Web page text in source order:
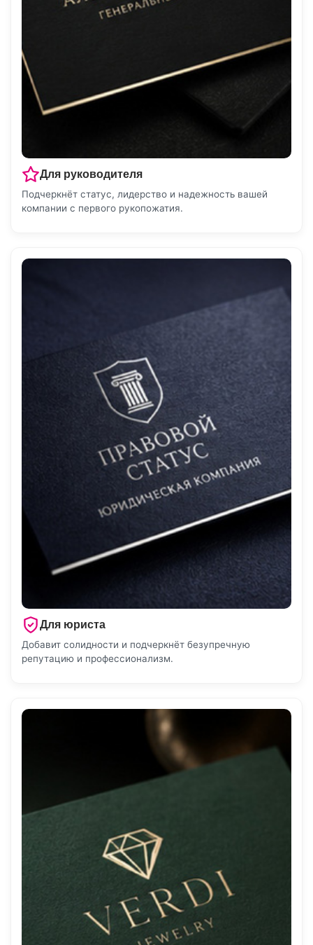
Для руководителя
Подчеркнёт статус, лидерство и надежность вашей
компании с первого рукопожатия.
Для юриста
Добавит солидности и подчеркнёт безупречную
репутацию и профессионализм.